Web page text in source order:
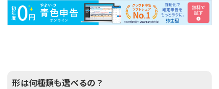
形は何種類も選べるの？